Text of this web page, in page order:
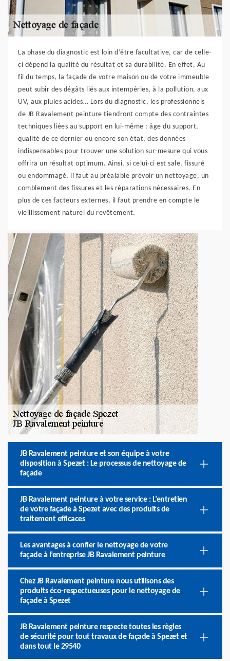
La phase du diagnostic est loin d’être facultative, car de celle-
ci dépend la qualité du résultat et sa durabilité. En effet, Au
fil du temps, la façade de votre maison ou de votre immeuble
peut subir des dégâts liés aux intempéries, à la pollution, aux
UV, aux pluies acides… Lors du diagnostic, les professionnels
de JB Ravalement peinture tiendront compte des contraintes
techniques liées au support en lui-même : âge du support,
qualité de ce dernier ou encore son état, des données
indispensables pour trouver une solution sur-mesure qui vous
offrira un résultat optimum. Ainsi, si celui-ci est sale, fissuré
ou endommagé, il faut au préalable prévoir un nettoyage, un
comblement des fissures et les réparations nécessaires. En
plus de ces facteurs externes, il faut prendre en compte le
vieillissement naturel du revêtement.
JB Ravalement peinture et son équipe à votre
disposition à Spezet : Le processus de nettoyage de
façade
JB Ravalement peinture à votre service : L’entretien
de votre façade à Spezet avec des produits de
traitement efficaces
Les avantages à confier le nettoyage de votre
façade à l’entreprise JB Ravalement peinture
Chez JB Ravalement peinture nous utilisons des
produits éco-respectueuses pour le nettoyage de
façade à Spezet
JB Ravalement peinture respecte toutes les règles
de sécurité pour tout travaux de façade à Spezet et
dans tout le 29540